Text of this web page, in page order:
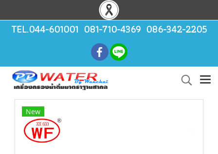
TEL.044-601001 081-710-4369 086-342-2205
New